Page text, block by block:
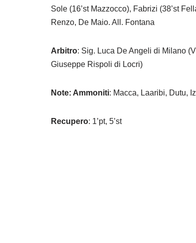
Sole (16’st Mazzocco), Fabrizi (38’st
Renzo, De Maio. All. Fontana
Arbitro: Sig. Luca De Angeli di Milano
Giuseppe Rispoli di Locri)
Note: Ammoniti: Macca, Laaribi, Dutu,
Recupero: 1’pt, 5’st